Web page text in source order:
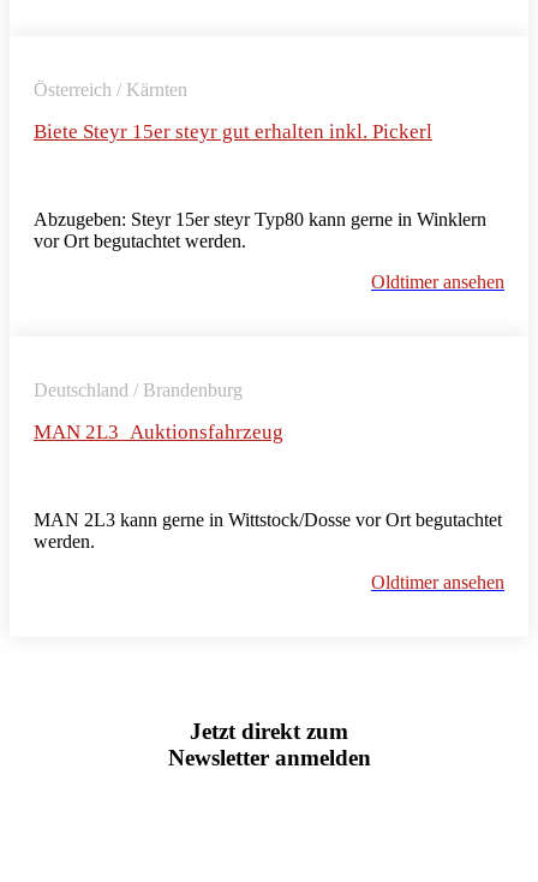
Österreich / Kärnten
Biete Steyr 15er steyr gut erhalten inkl. Pickerl
Abzugeben: Steyr 15er steyr Typ80 kann gerne in Winklern
vor Ort begutachtet werden.
Oldtimer ansehen
Deutschland / Brandenburg
MAN 2L3_Auktionsfahrzeug
MAN 2L3 kann gerne in Wittstock/Dosse vor Ort begutachtet
werden.
Oldtimer ansehen
Jetzt direkt zum
Newsletter anmelden